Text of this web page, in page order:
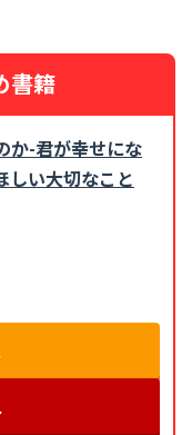
書籍
か-君が幸せにな
しい大切なこと